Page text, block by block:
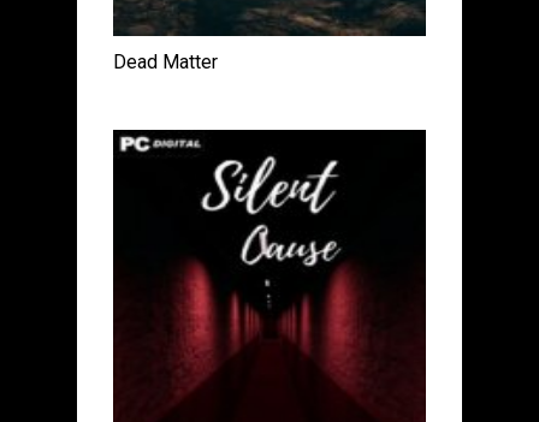
Dead Matter